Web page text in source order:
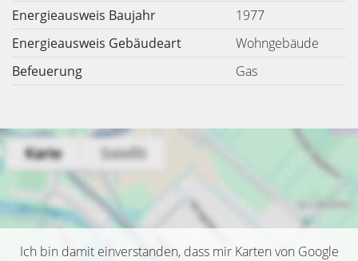
Energieausweis Baujahr
1977
Energieausweis Gebäudeart
Wohngebäude
Befeuerung
Gas
Ich bin damit einverstanden, dass mir Karten von Google